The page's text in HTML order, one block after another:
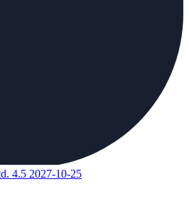
4.5 2027-10-25